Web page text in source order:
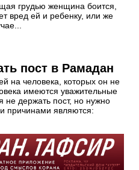
грудью женщина боится,
вред ей и ребенку, или же
пост в Рамадан
на человека, которых он не
имеются уважительные
не держать пост, но нужно
причинами являются: